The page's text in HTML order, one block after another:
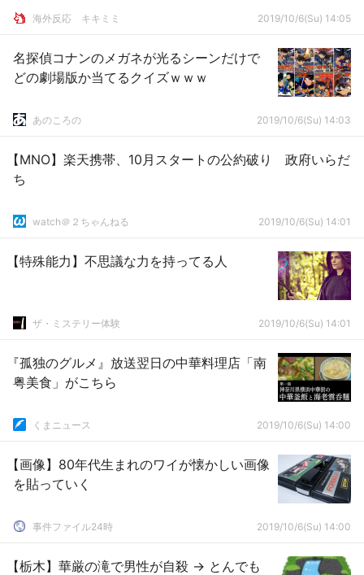
­海外反応 キキミミ 2019/10/6(Su) 14:05
名探偵コナンのメガネが光るシーンだけで
どの劇場版か当てるクイズｗｗｗ
あのころの 2019/10/6(Su) 14:03
【MNO】楽天携帯、10月スタートの公約破り 政府いらだ
ち
watch＠２ちゃんねる 2019/10/6(Su) 14:01
【特殊能力】不思議な力を持ってる人
ザ・ミステリー体験 2019/10/6(Su) 14:01
『孤独のグルメ』放送翌日の中華料理店「南
粤美食」がこちら
くまニュース 2019/10/6(Su) 14:00
【画像】80年代生まれのワイが懐かしい画像
を貼っていく
事件ファイル24時 2019/10/6(Su) 14:00
【栃木】華厳の滝で男性が自殺 → とんでも